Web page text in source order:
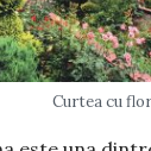
Curtea cu